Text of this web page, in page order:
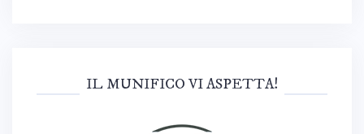
IL MUNIFICO VI ASPETTA!